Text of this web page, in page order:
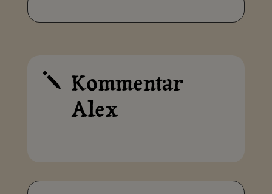
j
Kommentar
Alex